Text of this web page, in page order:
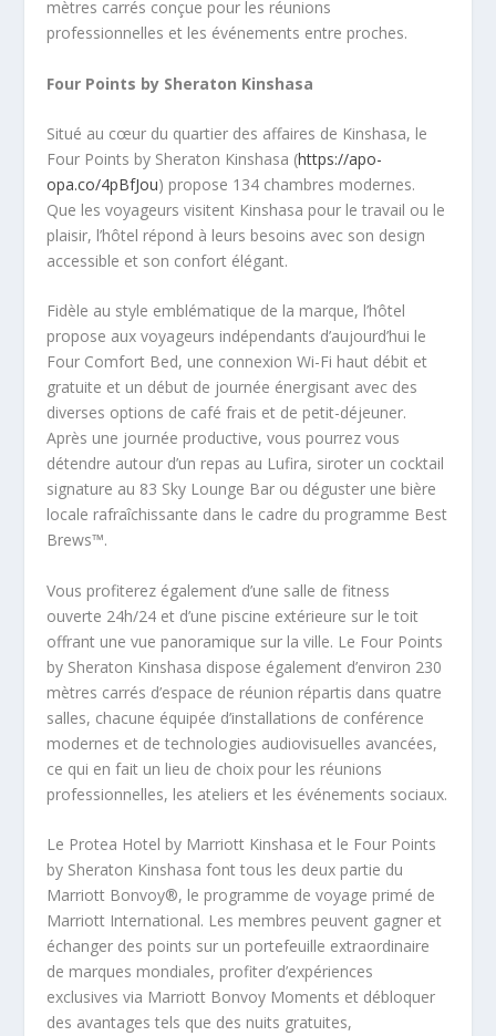
mètres carrés conçue pour les réunions
professionnelles et les événements entre proches.
Four Points by Sheraton Kinshasa
Situé au cœur du quartier des affaires de Kinshasa, le
Four Points by Sheraton Kinshasa (https://apo-
opa.co/4pBfJou) propose 134 chambres modernes.
Que les voyageurs visitent Kinshasa pour le travail ou le
plaisir, l’hôtel répond à leurs besoins avec son design
accessible et son confort élégant.
Fidèle au style emblématique de la marque, l’hôtel
propose aux voyageurs indépendants d’aujourd’hui le
Four Comfort Bed, une connexion Wi-Fi haut débit et
gratuite et un début de journée énergisant avec des
diverses options de café frais et de petit-déjeuner.
Après une journée productive, vous pourrez vous
détendre autour d’un repas au Lufira, siroter un cocktail
signature au 83 Sky Lounge Bar ou déguster une bière
locale rafraîchissante dans le cadre du programme Best
Brews™.
Vous profiterez également d’une salle de fitness
ouverte 24h/24 et d’une piscine extérieure sur le toit
offrant une vue panoramique sur la ville. Le Four Points
by Sheraton Kinshasa dispose également d’environ 230
mètres carrés d’espace de réunion répartis dans quatre
salles, chacune équipée d’installations de conférence
modernes et de technologies audiovisuelles avancées,
ce qui en fait un lieu de choix pour les réunions
professionnelles, les ateliers et les événements sociaux.
Le Protea Hotel by Marriott Kinshasa et le Four Points
by Sheraton Kinshasa font tous les deux partie du
Marriott Bonvoy®, le programme de voyage primé de
Marriott International. Les membres peuvent gagner et
échanger des points sur un portefeuille extraordinaire
de marques mondiales, profiter d’expériences
exclusives via Marriott Bonvoy Moments et débloquer
des avantages tels que des nuits gratuites,